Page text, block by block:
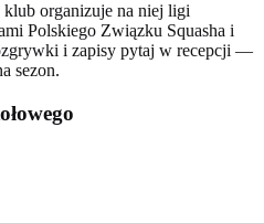
klub organizuje na niej ligi
Polskiego Związku Squasha i
i zapisy pytaj w recepcji —
sezon.